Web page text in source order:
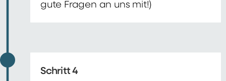
gute Fragen an uns mit!)
Schritt 4